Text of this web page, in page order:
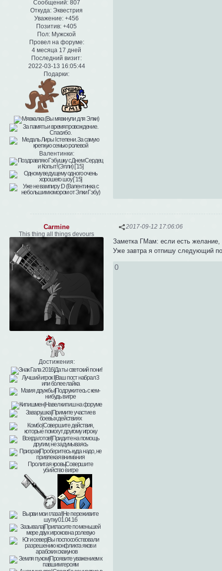
Сообщений:807
Откуда: Эквестрия
Уважение: +456
Позитив: +405
Пол: Мужской
Провел на форуме:
4 месяца 17 дней
Последний визит:
2022-03-13 16:05:44
Подарки:
Валентинки:
2017-09-12 17:06:06
Carmine
This thing all things devours
Достижения:
Заметка ГМам: если есть желание,
Уже завтра я отпишу следующий
0